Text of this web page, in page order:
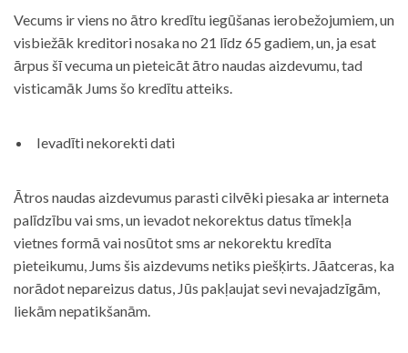
Vecums ir viens no ātro kredītu iegūšanas ierobežojumiem, un
visbiežāk kreditori nosaka no 21 līdz 65 gadiem, un, ja esat
ārpus šī vecuma un pieteicāt ātro naudas aizdevumu, tad
visticamāk Jums šo kredītu atteiks.
Ievadīti nekorekti dati
Ātros naudas aizdevumus parasti cilvēki piesaka ar interneta
palīdzību vai sms, un ievadot nekorektus datus tīmekļa
vietnes formā vai nosūtot sms ar nekorektu kredīta
pieteikumu, Jums šis aizdevums netiks piešķirts. Jāatceras, ka
norādot nepareizus datus, Jūs pakļaujat sevi nevajadzīgām,
liekām nepatikšanām.